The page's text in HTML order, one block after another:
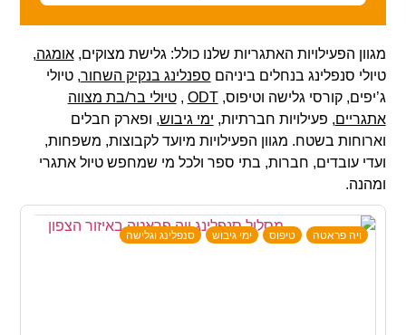
מגוון הפעילויות האתגריות שלנו כולל: גלישת מצוקים,אומגה,
טיולי סנפלינג בנחלים ביניהם ספנלינג בנקיק השחור, טיולי
ג’יפים, קורסי גלישה וטיפוס,ODT
,טיולי בר/בת מצווה
אתגריים, פעילויות חברתיות, ימי גיבוש, ופארק חבלים
וארוחות בשטח. מגוון הפעילויות מיועד לקבוצות, משפחות,
ועדי עובדים, חברות, בתי ספר ולכל מי שמחפש טיול אתגרי
ומהנה.
ויה פראטה טיפוס ימי גיבוש סנפלינג וגלישה